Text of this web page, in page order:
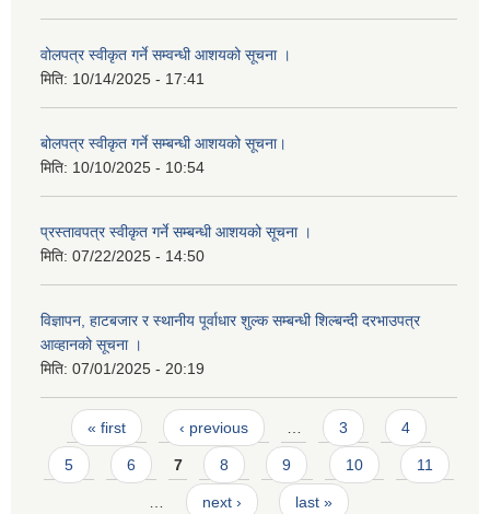
वोलपत्र स्वीकृत गर्ने सम्वन्धी आशयको सूचना ।
मिति: 10/14/2025 - 17:41
बोलपत्र स्वीकृत गर्ने सम्बन्धी आशयको सूचना।
मिति: 10/10/2025 - 10:54
प्रस्तावपत्र स्वीकृत गर्ने सम्बन्धी आशयको सूचना ।
मिति: 07/22/2025 - 14:50
विज्ञापन, हाटबजार र स्थानीय पूर्वाधार शुल्क सम्बन्धी शिल्बन्दी दरभाउपत्र
आव्हानको सूचना ।
मिति: 07/01/2025 - 20:19
Pages
« first ‹ previous … 3 4
5 6 7 8 9 10 11
… next › last »